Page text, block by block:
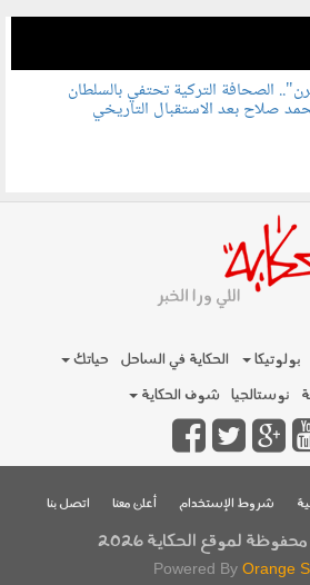
الصحافة التركية تحتفي بالسلطان
صلاح بعد الاستقبال التاريخي
بولوتيكا الحكاية في الساحل
حياتك
نوستالجيا شوف الحكاية
شروط الإستخدام أعلن معنا اتصل بنا
لموقع الحكاية 2026
Powered By Orange